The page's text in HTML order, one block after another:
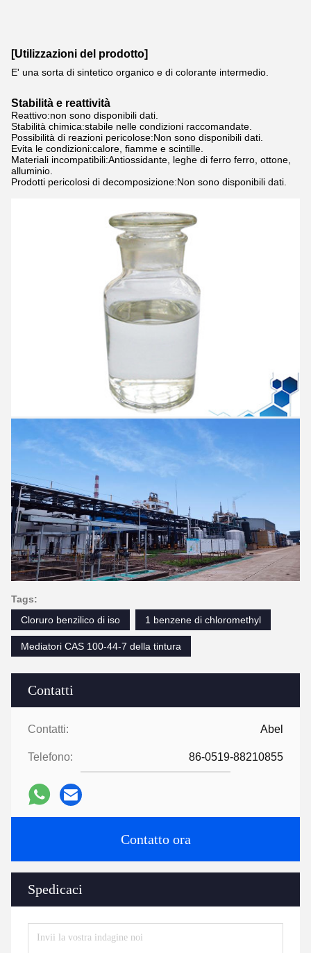
Contatti
Contatti: Abel
Telefono: 86-0519-88210855
Contatto ora
Spedicaci
[Utilizzazioni del prodotto]
E' una sorta di sintetico organico e di colorante intermedio.
Stabilità e reattività
Reattivo:non sono disponibili dati.
Stabilità chimica:stabile nelle condizioni raccomandate.
Possibilità di reazioni pericolose:Non sono disponibili dati.
Evita le condizioni:calore, fiamme e scintille.
Materiali incompatibili:Antiossidante, leghe di ferro ferro, ottone,
alluminio.
Prodotti pericolosi di decomposizione:Non sono disponibili dati.
Tags:
Cloruro benzilico di iso
1 benzene di chloromethyl
Mediatori CAS 100-44-7 della tintura